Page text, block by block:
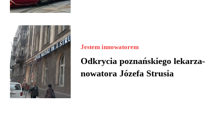
Jestem innowatorem
Odkrycia poznańskiego lekarza-
nowatora Józefa Strusia